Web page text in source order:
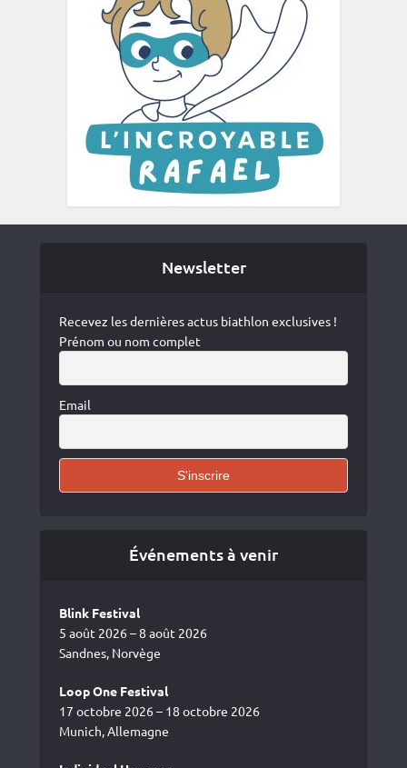
Newsletter
Recevez les dernières actus biathlon exclusives !
Prénom ou nom complet
Email
Événements à venir
Blink Festival
5 août 2026 – 8 août 2026
Sandnes, Norvège
Loop One Festival
17 octobre 2026 – 18 octobre 2026
Munich, Allemagne